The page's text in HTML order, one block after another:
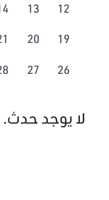
12
13
19
20
26
27
لا يوجد حدث.